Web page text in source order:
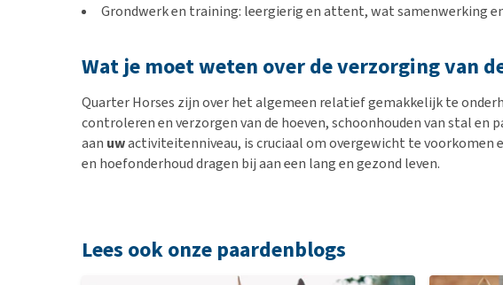
Grondwerk en training: leergierig en attent, wat samenwerking
Wat je moet weten over de verzorging van
Quarter Horses zijn over het algemeen relatief gemakkelijk te
controleren en verzorgen van de hoeven, schoonhouden van stal en
aan uwactiviteitenniveau, is cruciaal om overgewicht te
en hoefonderhoud dragen bij aan een lang en gezond leven.
Lees ook onze paardenblogs